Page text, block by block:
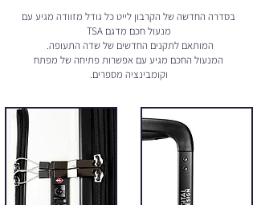
בסדרה החדשה של הקרבון לייט כל גודל מזוודה מגיע עם
מנעול חכם מדגם TSA
המותאם לתקנים החדשים של שדה התעופה.
המנעול החכם מגיע עם אפשרות פתיחה של מפתח
וקומבינציה מספרים.